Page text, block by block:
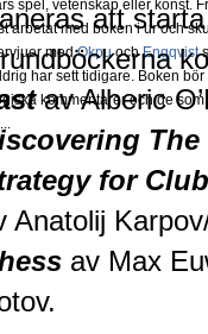
spel, vetenskap eller konst.
arbetat med boken i ur och
medOkpuochEngqvist
har sett tidigare. Boken
kommentarer och de
att
av Alberic
for
Anatolij
av Max